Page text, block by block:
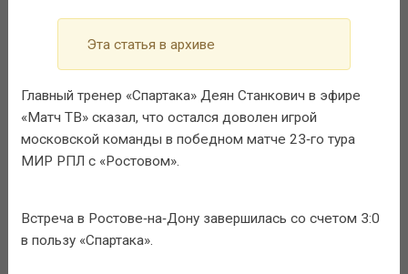
Эта статья в архиве
Главный тренер «Спартака» Деян Станкович в эфире
«Матч ТВ» сказал, что остался доволен игрой
московской команды в победном матче 23‑го тура
МИР РПЛ с «Ростовом».
Встреча в Ростове‑на‑Дону завершилась со счетом 3:0
в пользу «Спартака».